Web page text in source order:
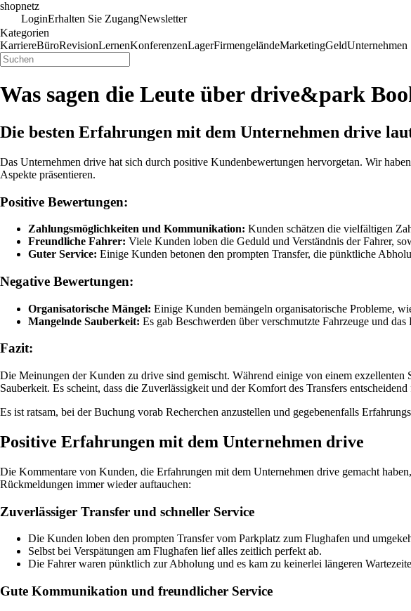
shopnetz
LoginErhalten Sie ZugangNewsletter
Kategorien
KarriereBüroRevisionLernenKonferenzenLagerFirmengeländeMarketingGeldUnternehmen
Was sagen die Leute über drive&park
Die besten Erfahrungen mit dem Unternehmen drive
Das Unternehmen drive hat sich durch positive Kundenbewertungen hervorgetan. Wir
Aspekte präsentieren.
Positive Bewertungen:
Zahlungsmöglichkeiten und Kommunikation: Kunden schätzen die vielfältigen
Freundliche Fahrer: Viele Kunden loben die Geduld und Verständnis der Fahrer,
Guter Service: Einige Kunden betonen den prompten Transfer, die pünktliche
Negative Bewertungen:
Organisatorische Mängel: Einige Kunden bemängeln organisatorische Probleme,
Mangelnde Sauberkeit: Es gab Beschwerden über verschmutzte Fahrzeuge und
Fazit:
Die Meinungen der Kunden zu drive sind gemischt. Während einige von einem
Sauberkeit. Es scheint, dass die Zuverlässigkeit und der Komfort des Transfers
Es ist ratsam, bei der Buchung vorab Recherchen anzustellen und gegebenenfalls
Positive Erfahrungen mit dem Unternehmen drive
Die Kommentare von Kunden, die Erfahrungen mit dem Unternehmen drive gemacht
Rückmeldungen immer wieder auftauchen:
Zuverlässiger Transfer und schneller Service
Die Kunden loben den prompten Transfer vom Parkplatz zum Flughafen und
Selbst bei Verspätungen am Flughafen lief alles zeitlich perfekt ab.
Die Fahrer waren pünktlich zur Abholung und es kam zu keinerlei längeren
Gute Kommunikation und freundlicher Service